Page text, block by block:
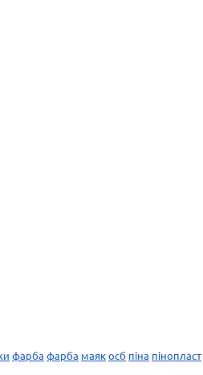
фарба фарба маякосб піна пінопласт